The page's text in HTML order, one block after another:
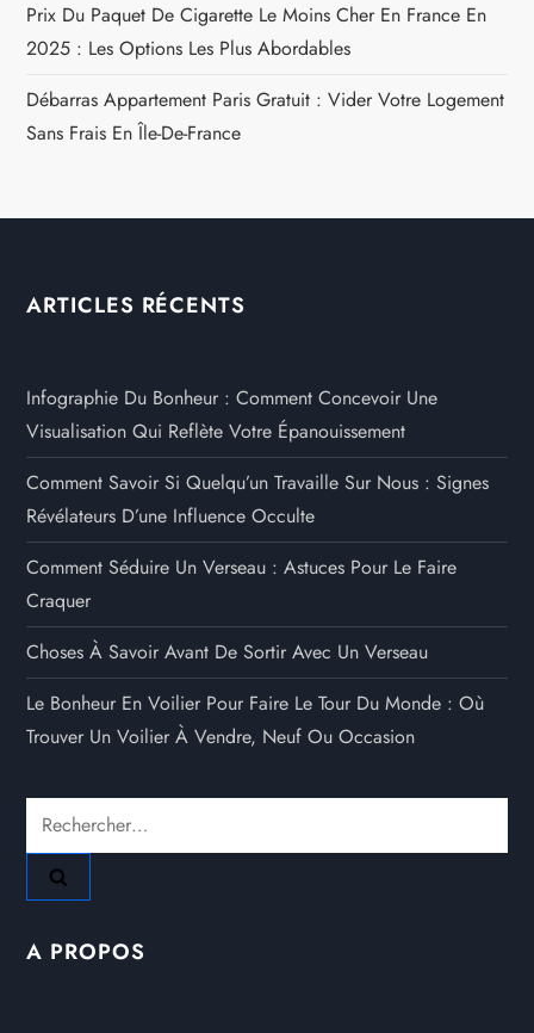
Prix Du Paquet De Cigarette Le Moins Cher En France En
2025 : Les Options Les Plus Abordables
Débarras Appartement Paris Gratuit : Vider Votre Logement
Sans Frais En Île-De-France
ARTICLES RÉCENTS
Infographie Du Bonheur : Comment Concevoir Une
Visualisation Qui Reflète Votre Épanouissement
Comment Savoir Si Quelqu’un Travaille Sur Nous : Signes
Révélateurs D’une Influence Occulte
Comment Séduire Un Verseau : Astuces Pour Le Faire
Craquer
Choses À Savoir Avant De Sortir Avec Un Verseau
Le Bonheur En Voilier Pour Faire Le Tour Du Monde : Où
Trouver Un Voilier À Vendre, Neuf Ou Occasion
Rechercher :
A PROPOS